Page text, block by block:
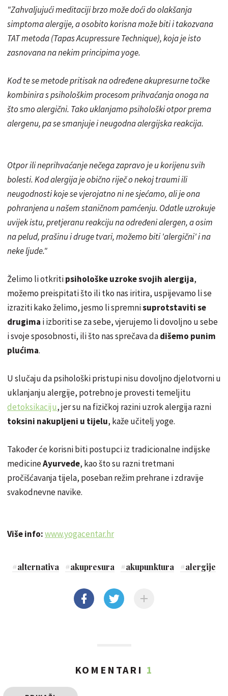
"Zahvaljujući meditaciji brzo može doći do olakšanja
simptoma alergije, a osobito korisna može biti i takozvana
TAT metoda (Tapas Acupressure Technique), koja je isto
zasnovana na nekim principima yoge.
Kod te se metode pritisak na određene akupresurne točke
kombinira s psihološkim procesom prihvaćanja onoga na
što smo alergični. Tako uklanjamo psihološki otpor prema
alergenu, pa se smanjuje i neugodna alergijska reakcija.
Otpor ili neprihvaćanje nečega zapravo je u korijenu svih
bolesti. Kod alergija je obično riječ o nekoj traumi ili
neugodnosti koje se vjerojatno ni ne sjećamo, ali je ona
pohranjena u našem staničnom pamćenju. Odatle uzrokuje
uvijek istu, pretjeranu reakciju na određeni alergen, a osim
na pelud, prašinu i druge tvari, možemo biti 'alergični' i na
neke ljude."
Želimo li otkritipsihološke uzroke svojih alergija,
možemo preispitati što ili tko nas iritira, uspijevamo li se
izraziti kako želimo, jesmo li spremnisuprotstaviti se
drugima i izboriti se za sebe, vjerujemo li dovoljno u sebe
i svoje sposobnosti, ili što nas sprečava dadišemo punim
plućima.
U slučaju da psihološki pristupi nisu dovoljno djelotvorni u
uklanjanju alergije, potrebno je provesti temeljitu
detoksikaciju, jer su na fizičkoj razini uzrok alergija razni
toksini nakupljeni u tijelu, kaže učitelj yoge.
Također će korisni biti postupci iz tradicionalne indijske
medicineAyurvede, kao što su razni tretmani
pročišćavanja tijela, poseban režim prehrane i zdravije
svakodnevne navike.
Više info:www.yogacentar.hr
#alternativa #akupresura #akupunktura #alergije
KOMENTARI 1